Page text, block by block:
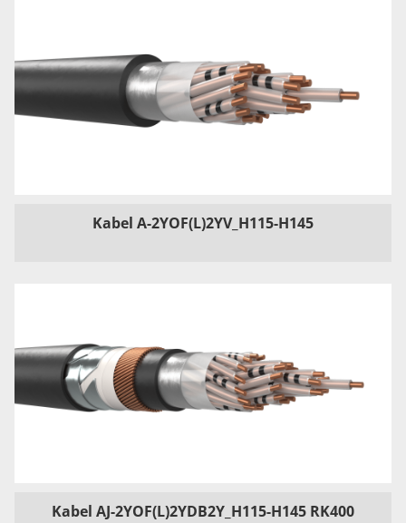
Kabel A-2YOF(L)2YV_H115-H145
Kabel AJ-2YOF(L)2YDB2Y_H115-H145 RK400